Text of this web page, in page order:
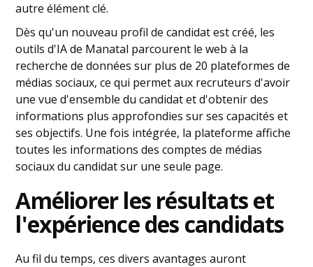
autre élément clé.
Dès qu'un nouveau profil de candidat est créé, les
outils d'IA de Manatal parcourent le web à la
recherche de données sur plus de 20 plateformes de
médias sociaux, ce qui permet aux recruteurs d'avoir
une vue d'ensemble du candidat et d'obtenir des
informations plus approfondies sur ses capacités et
ses objectifs. Une fois intégrée, la plateforme affiche
toutes les informations des comptes de médias
sociaux du candidat sur une seule page.
Améliorer les résultats et
l'expérience des candidats
Au fil du temps, ces divers avantages auront